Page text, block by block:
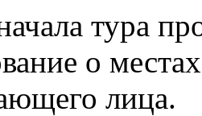
тура
о местах
лица.